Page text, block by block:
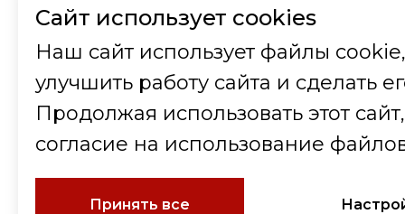
e-mail
Ф.И.О. Директора
Телефон
Банковские реквизиты
Наименование банка
Телефон
Ф.И.О. Директора (на основании Устава)
Телефон
ОГРН
ОКПО
КЕРАМИЧЕСКИЕ БЛОКИ
ТЕРМОПАНЕЛЬ
ФАСАДНЫЕ СИСТЕМЫ
ИСКУССТВЕННЫЙ КАМЕНЬ
ПЛИТКА И СТУПЕНИ
Сайт использует cookies
Наш сайт использует файлы
улучшить работу сайта и сделать
Продолжая использовать этот
согласие на использование
Принять все